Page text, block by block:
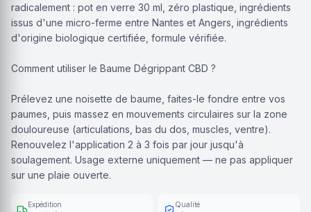
radicalement : pot en verre 30 ml, zéro plastique, ingrédients
issus d'une micro-ferme entre Nantes et Angers, ingrédients
d'origine biologique certifiée, formule vérifiée.
Comment utiliser le Baume Dégrippant CBD ?
Prélevez une noisette de baume, faites-le fondre entre vos
paumes, puis massez en mouvements circulaires sur la zone
douloureuse (articulations, bas du dos, muscles, ventre).
Renouvelez l'application 2 à 3 fois par jour jusqu'à
soulagement. Usage externe uniquement — ne pas appliquer
sur une plaie ouverte.
Expédition Qualité